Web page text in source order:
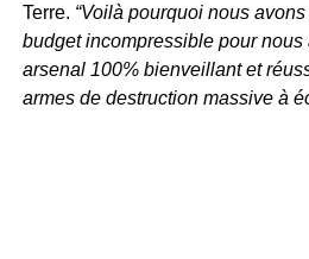
Terre. “Voilà pourquoi nous
budget incompressible pour
arsenal 100% bienveillant et
armes de destruction massive à